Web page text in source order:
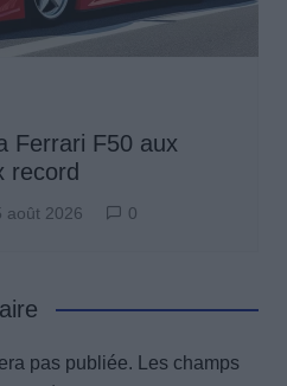
Ferrari F50 aux
record
août 2026 0
pas publiée. Les champs